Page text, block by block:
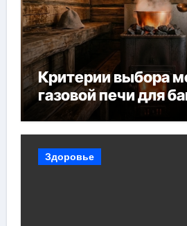
Критерии выбора
газовой печи для
Здоровье